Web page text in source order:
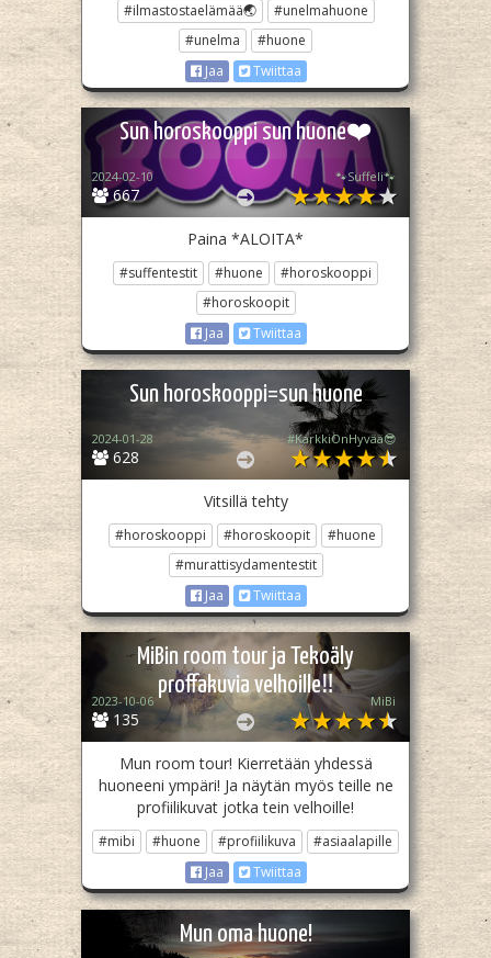
#ilmastostaelämää🌏
#unelmahuone
#unelma
#huone
Jaa
Twiittaa
Sun horoskooppi sun huone❤️
667
2024-02-10 🐾Suffeli🐾
Paina *ALOITA*
#suffentestit #huone
#horoskooppi
#horoskoopit
Jaa
Twiittaa
Sun horoskooppi=sun huone
628
2024-01-28 #KarkkiOnHyvää😎
Vitsillä tehty
#horoskooppi #horoskoopit
#huone
#murattisydamentestit
Jaa
Twiittaa
MiBin room tour ja Tekoäly
proffakuvia velhoille‼️
135
2023-10-06 MiBi
Mun room tour! Kierretään yhdessä
huoneeni ympäri! Ja näytän myös teille ne
profiilikuvat jotka tein velhoille!
#mibi #huone #profiilikuva
#asiaalapille
Jaa
Twiittaa
Mun oma huone!